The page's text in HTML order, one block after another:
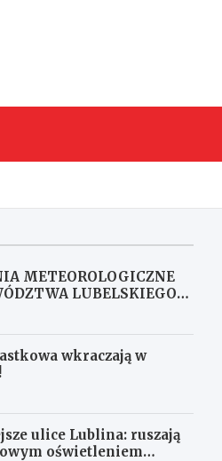
METEOROLOGICZNE
LUBELSKIEGO
wkraczają w
ulice Lublina: ruszają
oświetleniem